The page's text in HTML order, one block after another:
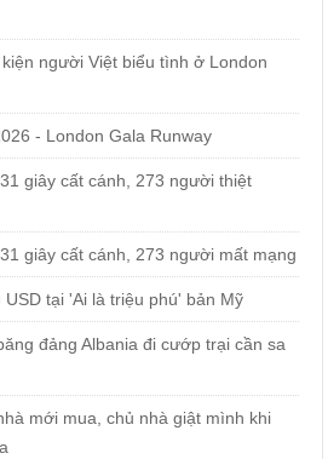
người Việt biểu tình ở London
- London Gala Runway
giây cất cánh, 273 người thiệt
giây cất cánh, 273 người mất mạng
tại 'Ai là triệu phú' bản Mỹ
đảng Albania đi cướp trại cần sa
mới mua, chủ nhà giật mình khi